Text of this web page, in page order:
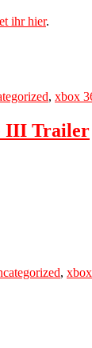
ihr hier.
, xbox
III Trailer
,